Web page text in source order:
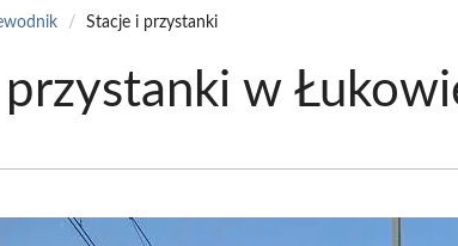
/ Stacje i przystanki
w